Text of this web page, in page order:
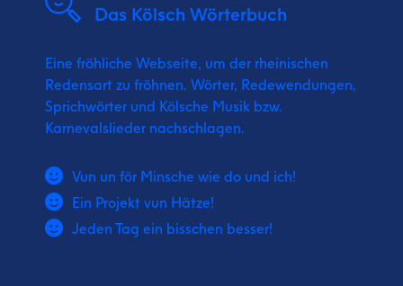
Das Kölsch Wörterbuch
Eine fröhliche Webseite, um der rheinischen
Redensart zu fröhnen. Wörter, Redewendungen,
Sprichwörter und Kölsche Musik bzw.
Karnevalslieder nachschlagen.
Vun un för Minsche wie do und ich!
Ein Projekt vun Hätze!
Jeden Tag ein bisschen besser!